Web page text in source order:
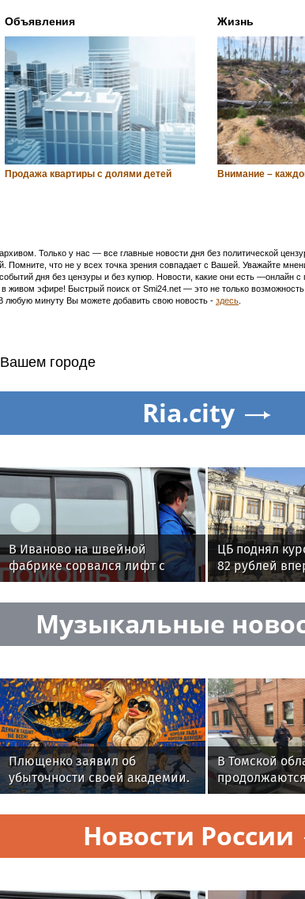
Объявления
Продажа квартиры с долями детей
Жизнь
Внимание –
Только у нас — все главные новости дня без политической
Помните, что не у всех точка зрения совпадает с Вашей. Уважайте
дня без цензуры и без купюр. Новости, какие они есть —онлайн
живом эфире! Быстрый поиск от Smi24.net — это не только
минуту Вы можете добавить свою новость - здесь
городе
Ria.city
В Иваново на швейной
фабрике сорвался лифт с
рабочим
ЦБ поднял
82 рублей
месяца
Музыкальные
Плющенко заявил об
убыточности своей академии.
Так ли это на самом деле?
В Томской
Новости России